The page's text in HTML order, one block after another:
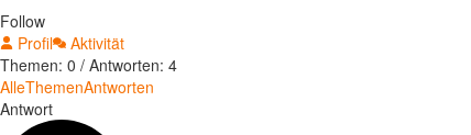
Follow
Profil
Aktivität
Themen: 0 / Antworten: 4
AlleThemenAntworten
Antwort